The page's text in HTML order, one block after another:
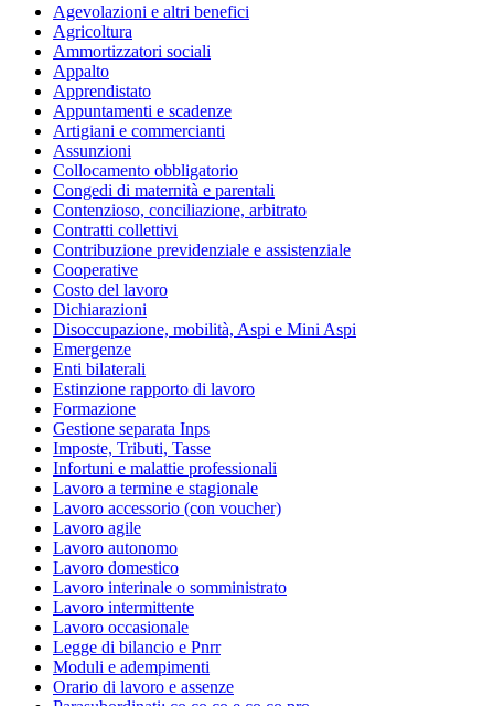
Agevolazioni e altri benefici
Agricoltura
Ammortizzatori sociali
Appalto
Apprendistato
Appuntamenti e scadenze
Artigiani e commercianti
Assunzioni
Collocamento obbligatorio
Congedi di maternità e parentali
Contenzioso, conciliazione, arbitrato
Contratti collettivi
Contribuzione previdenziale e assistenziale
Cooperative
Costo del lavoro
Dichiarazioni
Disoccupazione, mobilità, Aspi e Mini Aspi
Emergenze
Enti bilaterali
Estinzione rapporto di lavoro
Formazione
Gestione separata Inps
Imposte, Tributi, Tasse
Infortuni e malattie professionali
Lavoro a termine e stagionale
Lavoro accessorio (con voucher)
Lavoro agile
Lavoro autonomo
Lavoro domestico
Lavoro interinale o somministrato
Lavoro intermittente
Lavoro occasionale
Legge di bilancio e Pnrr
Moduli e adempimenti
Orario di lavoro e assenze